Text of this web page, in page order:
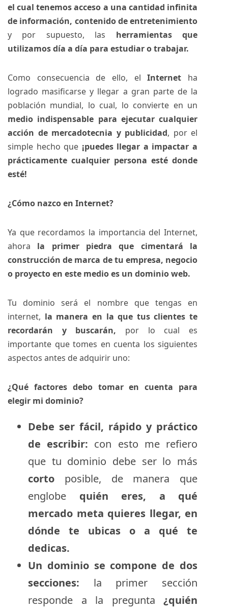
el cual tenemos acceso a una cantidad infinita
de información, contenido de entretenimiento
y por supuesto, las herramientas que
utilizamos día a día para estudiar o trabajar.
Como consecuencia de ello, el Internet ha
logrado masificarse y llegar a gran parte de la
población mundial, lo cual, lo convierte en un
medio indispensable para ejecutar cualquier
acción de mercadotecnia y publicidad, por el
simple hecho que ¡puedes llegar a impactar a
prácticamente cualquier persona esté donde
esté!
¿Cómo nazco en Internet?
Ya que recordamos la importancia del Internet,
ahora la primer piedra que cimentará la
construcción de marca de tu empresa, negocio
o proyecto en este medio es un dominio web.
Tu dominio será el nombre que tengas en
internet, la manera en la que tus clientes te
recordarán y buscarán, por lo cual es
importante que tomes en cuenta los siguientes
aspectos antes de adquirir uno:
¿Qué factores debo tomar en cuenta para
elegir mi dominio?
Debe ser fácil, rápido y práctico
de escribir: con esto me refiero
que tu dominio debe ser lo más
corto posible, de manera que
englobe quién eres, a qué
mercado meta quieres llegar, en
dónde te ubicas o a qué te
dedicas.
Un dominio se compone de dos
secciones: la primer sección
responde a la pregunta ¿quién